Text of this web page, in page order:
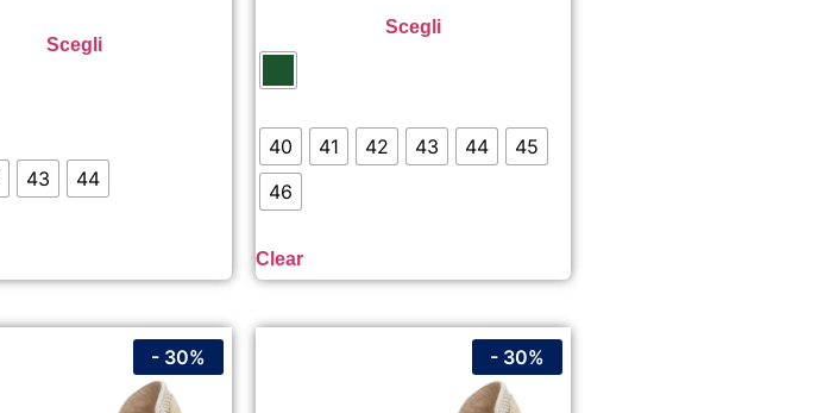
Scegli
43 44
Scegli
40 41 42 43 44
45
46
Clear
- 30% - 30%